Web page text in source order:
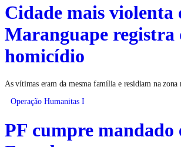
Cidade mais violenta
Maranguape registra
homicídio
As vítimas eram da mesma família e residiam na
Operação Humanitas I
PF cumpre mandado